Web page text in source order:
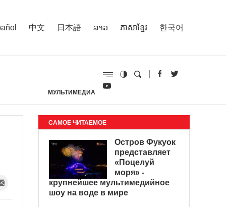
中文 日本語 ລາວ ភាសាខ្មែរ 한국어
МУЛЬТИМЕДИА
САМОЕ ЧИТАЕМОЕ
Остров Фукуок
представляет
«Поцелуй
моря» -
крупнейшее мультимедийное
шоу на воде в мире